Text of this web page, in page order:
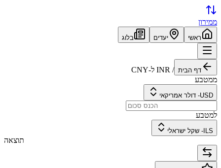
ממירון
ראשי יעדים בלוג
דף הבית /
INR ל-CNY
ממטבע
USD
- דולר אמריקאי
למטבע
ILS
- שקל ישראלי
תוצאה